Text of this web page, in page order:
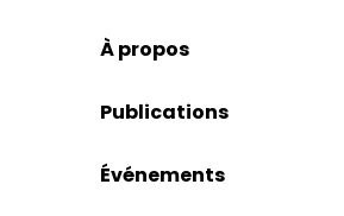
À propos
Publications
Événements